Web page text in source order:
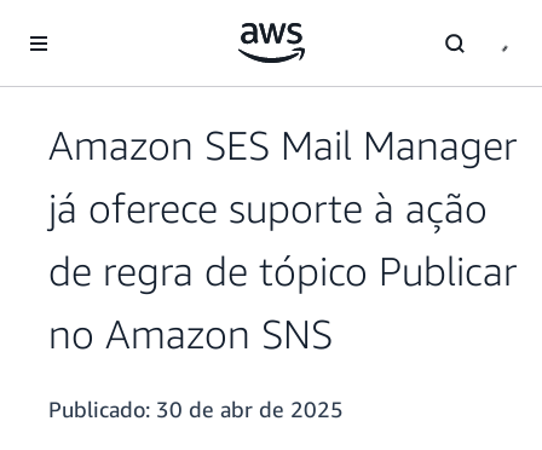
Pular para o conteúdo principal
Amazon SES Mail Manager
já oferece suporte à ação
de regra de tópico Publicar
no Amazon SNS
Publicado: 30 de abr de 2025